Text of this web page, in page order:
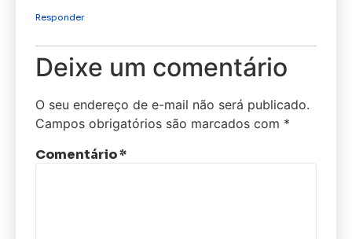
Responder
Deixe um comentário
O seu endereço de e-mail não será publicado.
Campos obrigatórios são marcados com *
Comentário*